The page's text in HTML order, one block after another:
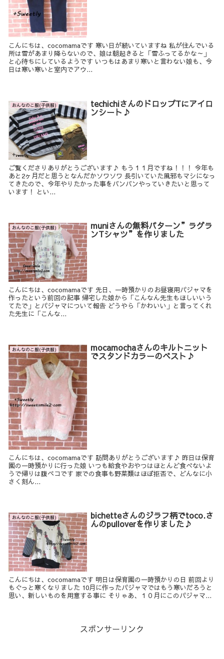
こんにちは、cocomamaです 寒い日が続いていますね 私が住んでいる
所は雪があまり降らないので、娘は朝起きると「雪ふってるかな～」
と心待ちにしているようです いつもはあまり寒いと言わない娘も、今
日は寒い寒いと室内でアウ...
おんなのこ服(子供服) techichiさんのドロップTにアイロ
ンシート♪
ご覧くださりありがとうございます♪ もう１１月ですね！！！ 今年も
あと2ヶ月だと思うとなんだかソワソワ 長引いていた風邪もマシになっ
てきたので、今年やりたかった事をバンバンやっていきたいと思って
います！ とい...
おんなのこ服(子供服) muniさんの無料パターン”ラグラ
ンTシャツ”を作りました
こんにちは、cocomamaです 先日、一時預かりのお昼寝用パジャマを
作ったという前回の記事 帰宅した娘から「こんなん先生もほしいいう
てたで」とパジャマについて報告 どうやら「かわいい」と言ってくれ
た先生に「こんな...
おんなのこ服(子供服) mocamochaさんのキルトニット
でスタンドカラーのベスト♪
こんにちは、cocomamaです 訪問ありがとうございます♪ 昨日は保育
園の一時預かりに行った娘 いつも給食やおやつはほとんど食べないよ
うで帰りは腹ペコです 家での食事も野菜類はほぼ拒否で、どんなに小
さく刻ん...
おんなのこ服(子供服) bichetteさんのジラフ柄でtoco.さ
んのpulloverを作りました♪
こんにちは、cocomamaです 明日は保育園の一時預かりの日 前回より
もぐっと寒くなりました 10月に作ったパジャマではもう寒いだろうと
思い、新しいものを用意する事に そりゃあ、１０月にこのパジャマ...
スポンサーリンク